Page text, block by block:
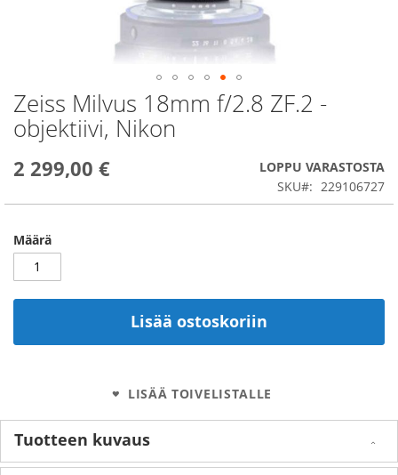
Zeiss Milvus 18mm f/2.8 ZF.2 -
objektiivi, Nikon
2 299,00 €
LOPPU VARASTOSTA
SKU
229106727
Määrä
Lisää ostoskoriin
LISÄÄ TOIVELISTALLE
Skip
to
the
of
Tuotteen kuvaus